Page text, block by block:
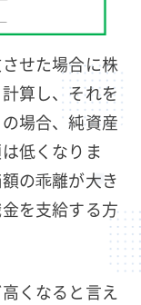
せた場合に株
算し、それを
場合、純資産
低くなりま
の乖離が大き
を支給する方
くなると言え